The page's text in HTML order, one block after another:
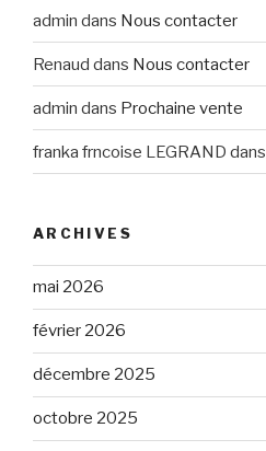
admin dans Nous contacter
Renaud dans Nous contacter
admin dans Prochaine vente
franka frncoise LEGRAND dans
ARCHIVES
mai 2026
février 2026
décembre 2025
octobre 2025